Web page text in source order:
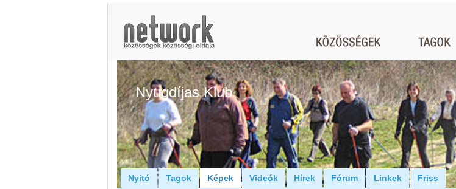
Nyugdíjas Klub
Nyitó Tagok Képek Videók Hírek Fórum Linkek Friss